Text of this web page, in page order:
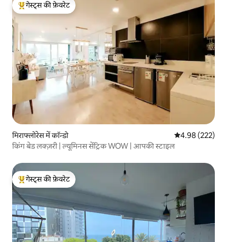
गेस्ट्स का टॉप फ़ेवरेट
गेस्ट्स की फ़ेवरेट
मिराफ्लोरेस में कॉन्डो औसत रेटिंग 5 में से
4.98 (222)
किंग बेड लक्ज़री | ल्यूमिनस सेंट्रिक WOW | आपकी स्टाइल
गेस्ट्स का टॉप फ़ेवरेट
गेस्ट्स की फ़ेवरेट